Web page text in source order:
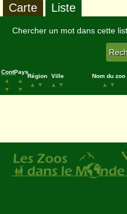
Carte Liste
Chercher un mot dans cette
Cont.
▲
▼
Pays
▲
▼
Région
▲
▼
Ville
▲
▼
Nom du zoo
▲
▼